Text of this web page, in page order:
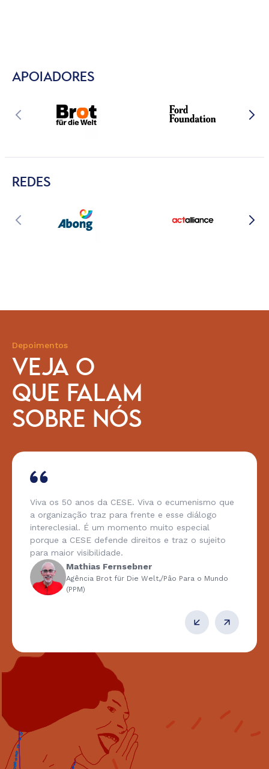
APOIADORES
REDES
Depoimentos
VEJA O
QUE FALAM
SOBRE NÓS
Viva os 50 anos da CESE. Viva o ecumenismo que
a organização traz para frente e esse diálogo
intereclesial. É um momento muito especial
porque a CESE defende direitos e traz o sujeito
para maior visibilidade.
Mathias Fernsebner
Agência Brot für Die Welt,/Pâo Para o Mundo
(PPM)